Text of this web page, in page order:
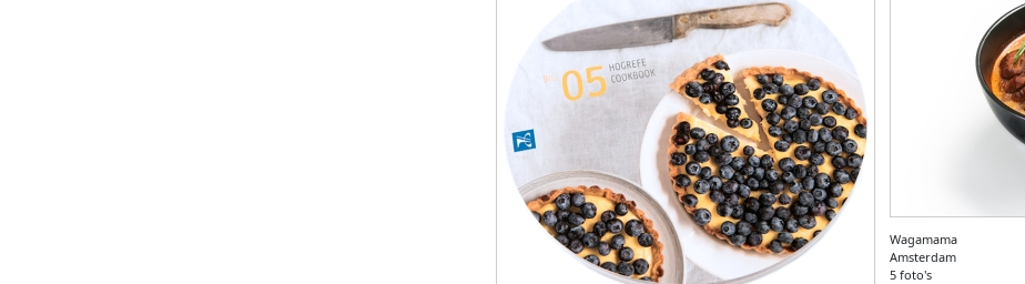
Wagamama
Amsterdam
5 foto's